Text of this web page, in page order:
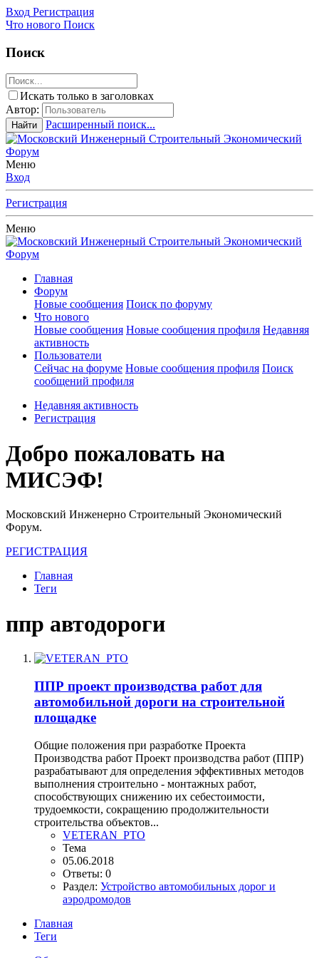
Вход Регистрация
Что нового Поиск
Поиск
Искать только в заголовках
Автор:
Найти Расширенный поиск...
Меню
Вход
Регистрация
Меню
Главная
Форум
Новые сообщения Поиск по форуму
Что нового
Новые сообщения Новые сообщения профиля Недавняя
активность
Пользователи
Сейчас на форуме Новые сообщения профиля Поиск
сообщений профиля
Недавняя активность
Регистрация
Добро пожаловать на
МИСЭФ!
Московский Инженерно Строительный Экономический
Форум.
РЕГИСТРАЦИЯ
Главная
Теги
ппр автодороги
ППР проект производства работ для
автомобильной дороги на строительной
площадке
Общие положения при разработке Проекта
Производства работ Проект производства работ (ППР)
разрабатывают для определения эффективных методов
выполнения строительно - монтажных работ,
способствующих снижению их себестоимости,
трудоемкости, сокращению продолжительности
строительства объектов...
VETERAN_PTO
Тема
05.06.2018
Ответы: 0
Раздел: Устройство автомобильных дорог и
аэродромодов
Главная
Теги